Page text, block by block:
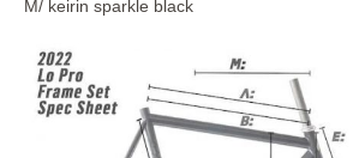
M/ keirin sparkle black